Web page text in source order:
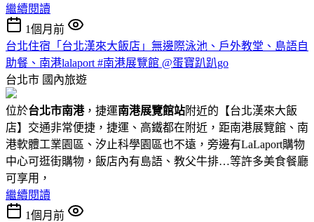
繼續閱讀
1個月前
台北住宿「台北漢來大飯店」無邊際泳池、戶外教堂、島語自
助餐、南港lalaport #南港展覽館 @蛋寶趴趴go
台北市 國內旅遊
位於台北市南港，捷運南港展覽館站附近的【台北漢來大飯
店】交通非常便捷，捷運、高鐵都在附近，距南港展覽館、南
港軟體工業園區、汐止科學園區也不遠，旁邊有LaLaport購物
中心可逛街購物，飯店內有島語、教父牛排…等許多美食餐廳
可享用，
繼續閱讀
1個月前